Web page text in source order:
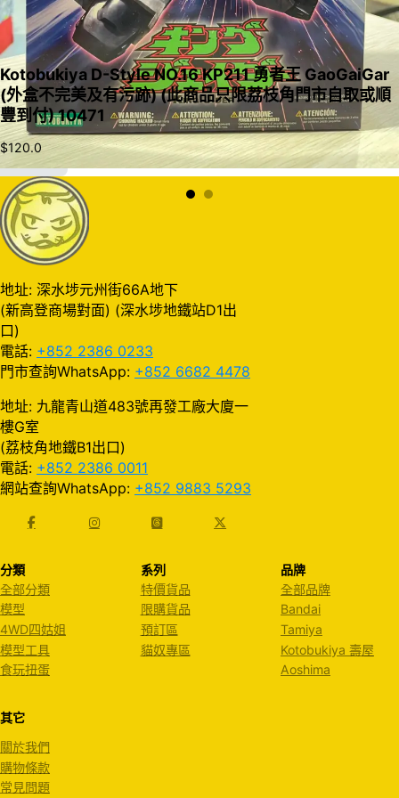
入購物車
Kotobukiya D-Style NO.16 KP211 勇者王 GaoGaiGar
(外盒不完美及有污跡) (此商品只限荔枝角門市自取或順
豐到付) 10471
$120.0
地址: 深水埗元州街66A地下
(新高登商場對面) (深水埗地鐵站D1出
口)
電話: +852 2386 0233
門市查詢WhatsApp: +852 6682 4478
地址: 九龍青山道483號再發工廠大廈一
樓G室
(荔枝角地鐵B1出口)
電話: +852 2386 0011
網站查詢WhatsApp: +852 9883 5293
分類
全部分類
模型
4WD四姑姐
模型工具
食玩扭蛋
系列
特價貨品
限購貨品
預訂區
貓奴專區
品牌
全部品牌
Bandai
Tamiya
Kotobukiya 壽屋
Aoshima
其它
關於我們
購物條款
常見問題